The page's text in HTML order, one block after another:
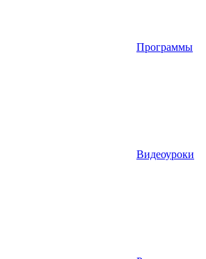
Программы
Видеоуроки